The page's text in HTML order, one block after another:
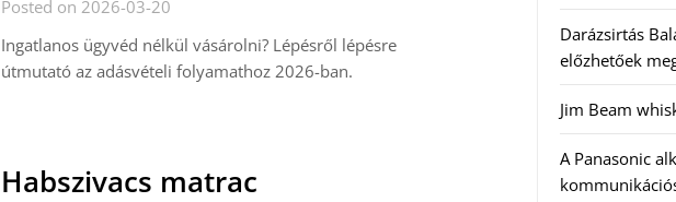
Posted on 2026-03-20
Ingatlanos ügyvéd nélkül vásárolni? Lépésről lépésre
útmutató az adásvételi folyamathoz 2026-ban.
Habszivacs matrac
Darázsirtás
előzhetőek
Jim Beam
A Panasonic